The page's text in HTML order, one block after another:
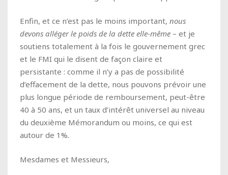
Enfin, et ce n’est pas le moins important, nous
devons alléger le poids de la dette elle-même – et je
soutiens totalement à la fois le gouvernement grec
et le FMI qui le disent de façon claire et
persistante : comme il n’y a pas de possibilité
d’effacement de la dette, nous pouvons prévoir une
plus longue période de remboursement, peut-être
40 à 50 ans, et un taux d’intérêt universel au niveau
du deuxième Mémorandum ou moins, ce qui est
autour de 1%.
Mesdames et Messieurs,